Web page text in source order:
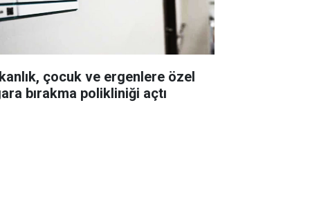
çocuk ve ergenlere özel
bırakma polikliniği açtı